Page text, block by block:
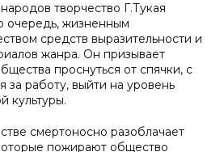
творчество Г.Тукая
очередь, жизненным
средств выразительности и
жанра. Он призывает
проснуться от спячки, с
за работу, выйти на уровень
культуры.
смертоносно разоблачает
пожирают общество